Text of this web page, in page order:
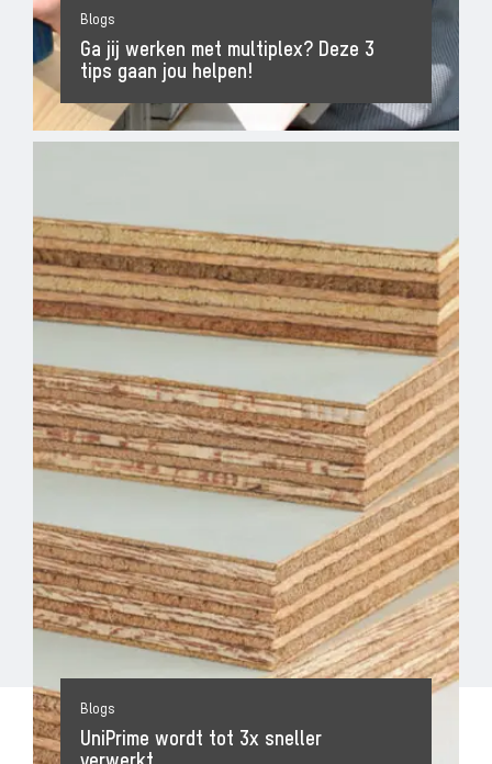
Blogs
Ga jij werken met multiplex? Deze 3
tips gaan jou helpen!
Blogs
UniPrime wordt tot 3x sneller